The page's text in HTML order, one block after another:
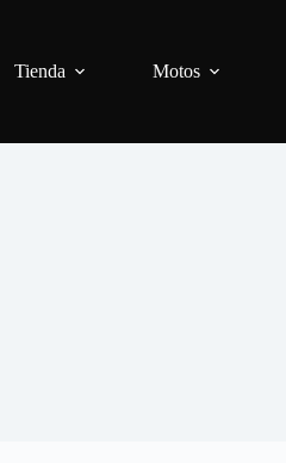
Tienda Motos